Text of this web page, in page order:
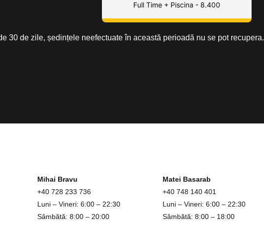
Full Time + Piscina - 8.400
30 de zile, ședințele neefectuate în această perioadă nu se pot recupera.
Mihai Bravu
+40 728 233 736
Luni – Vineri: 6:00 – 22:30
Sâmbătă: 8:00 – 20:00
Matei Basarab
+40 748 140 401
Luni – Vineri: 6:00 – 22:30
Sâmbătă: 8:00 – 18:00